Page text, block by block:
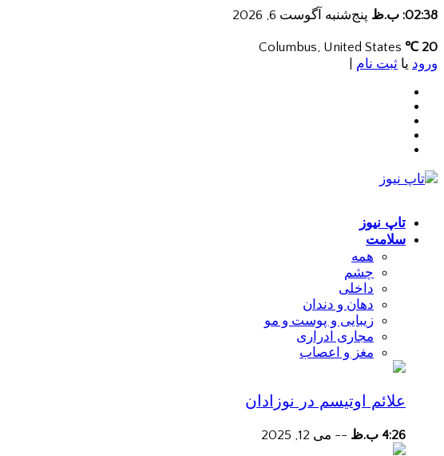
02:38: ب.ظ پنج‌شنبه آگوست 6, 2026
20 ℃
ورود یا ثبت نام
تاپ نیوز
سلامت
همه
چشم
داخلی
دهان و دندان
زیبایی و پوست و مو
مجاری ادراری
مغز و اعصاب
علائم اوتیسم در نوزادان
4:26 ب.ظ -- می 12, 2025